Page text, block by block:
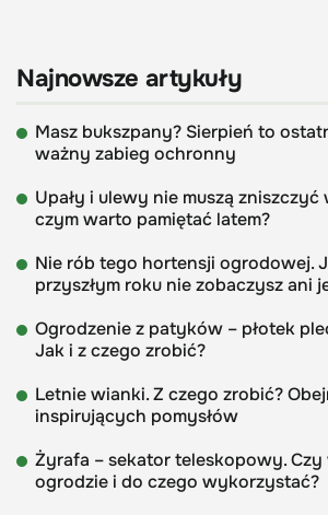
Najnowsze artykuły
Masz bukszpany? Sierpień to
ważny zabieg ochronny
Upały i ulewy nie muszą
czym warto pamiętać latem?
Nie rób tego hortensji ogrodowej.
przyszłym roku nie zobaczysz ani
Ogrodzenie z patyków – płotek
Jak i z czego zrobić?
Letnie wianki. Z czego zrobić?
inspirujących pomysłów
Żyrafa – sekator teleskopowy.
ogrodzie i do czego wykorzystać?